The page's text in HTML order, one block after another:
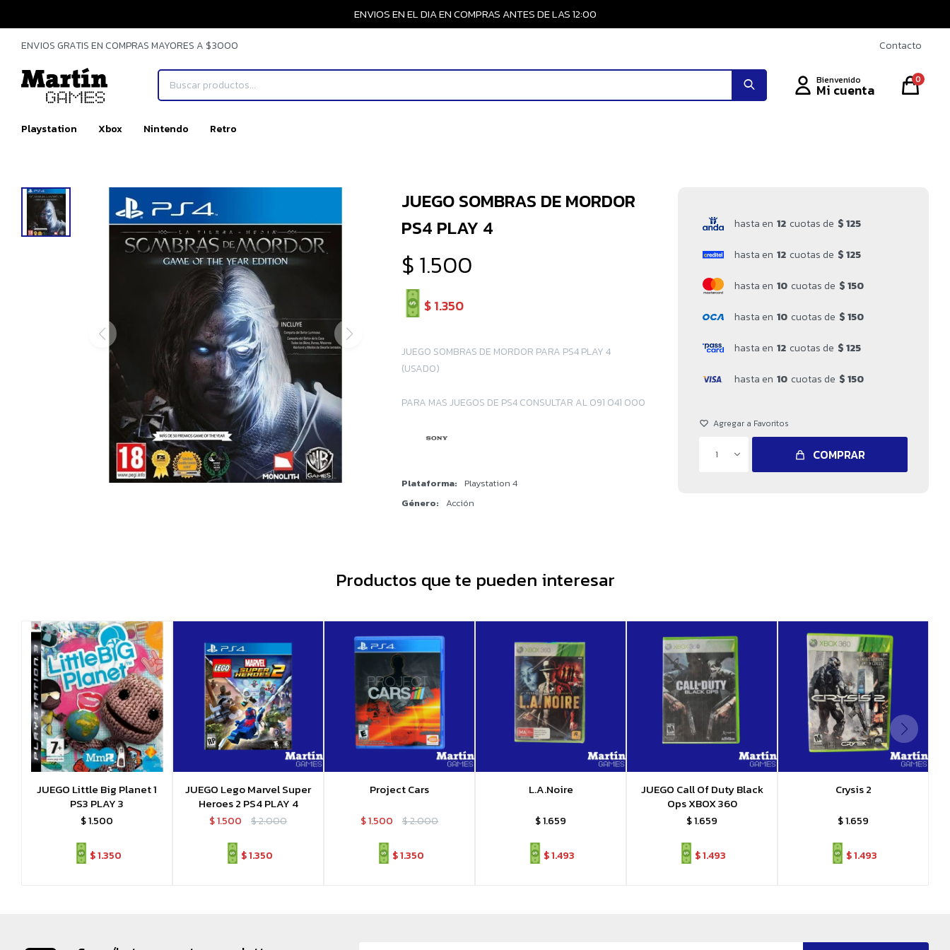
ENVIOS EN EL DIA EN COMPRAS ANTES DE LAS 12:00
Playstation Xbox Nintendo Retro
0
ENVIOS GRATIS EN COMPRAS MAYORES A $3000 Contacto
JUEGO SOMBRAS DE MORDOR
PS4 PLAY 4
$1.500
$1.350
JUEGO SOMBRAS DE MORDOR PARA PS4 PLAY 4
(USADO)
PARA MAS JUEGOS DE PS4 CONSULTAR AL 091 041 000
Plataforma
Playstation 4
Género
Acción
hasta en 12 cuotas de $ 125
hasta en 12 cuotas de $ 125
hasta en 10 cuotas de $ 150
hasta en 10 cuotas de $ 150
hasta en 12 cuotas de $ 125
hasta en 10 cuotas de $ 150
1 COMPRAR
Productos que te pueden interesar
JUEGO Little Big Planet 1
PS3 PLAY 3
$1.500
$1.350
JUEGO Lego Marvel Super
Heroes 2 PS4 PLAY 4
$1.500 $2.000
$1.350
Project Cars
$1.500 $2.000
$1.350
L.A.Noire
$1.659
$1.493
JUEGO Call Of Duty Black
Ops XBOX 360
$1.659
$1.493
Crysis 2
$1.659
$1.493